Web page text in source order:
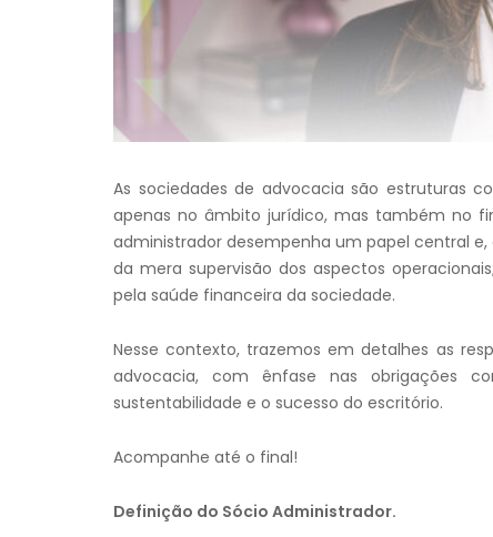
As sociedades de advocacia são estruturas
apenas no âmbito jurídico, mas também no
administrador desempenha um papel central
da mera supervisão dos aspectos
pela saúde financeira da sociedade.
Nesse contexto, trazemos em detalhes as
advocacia, com ênfase nas obrigações
sustentabilidade e o sucesso do escritório.
Acompanhe até o final!
Definição do Sócio Administrador.